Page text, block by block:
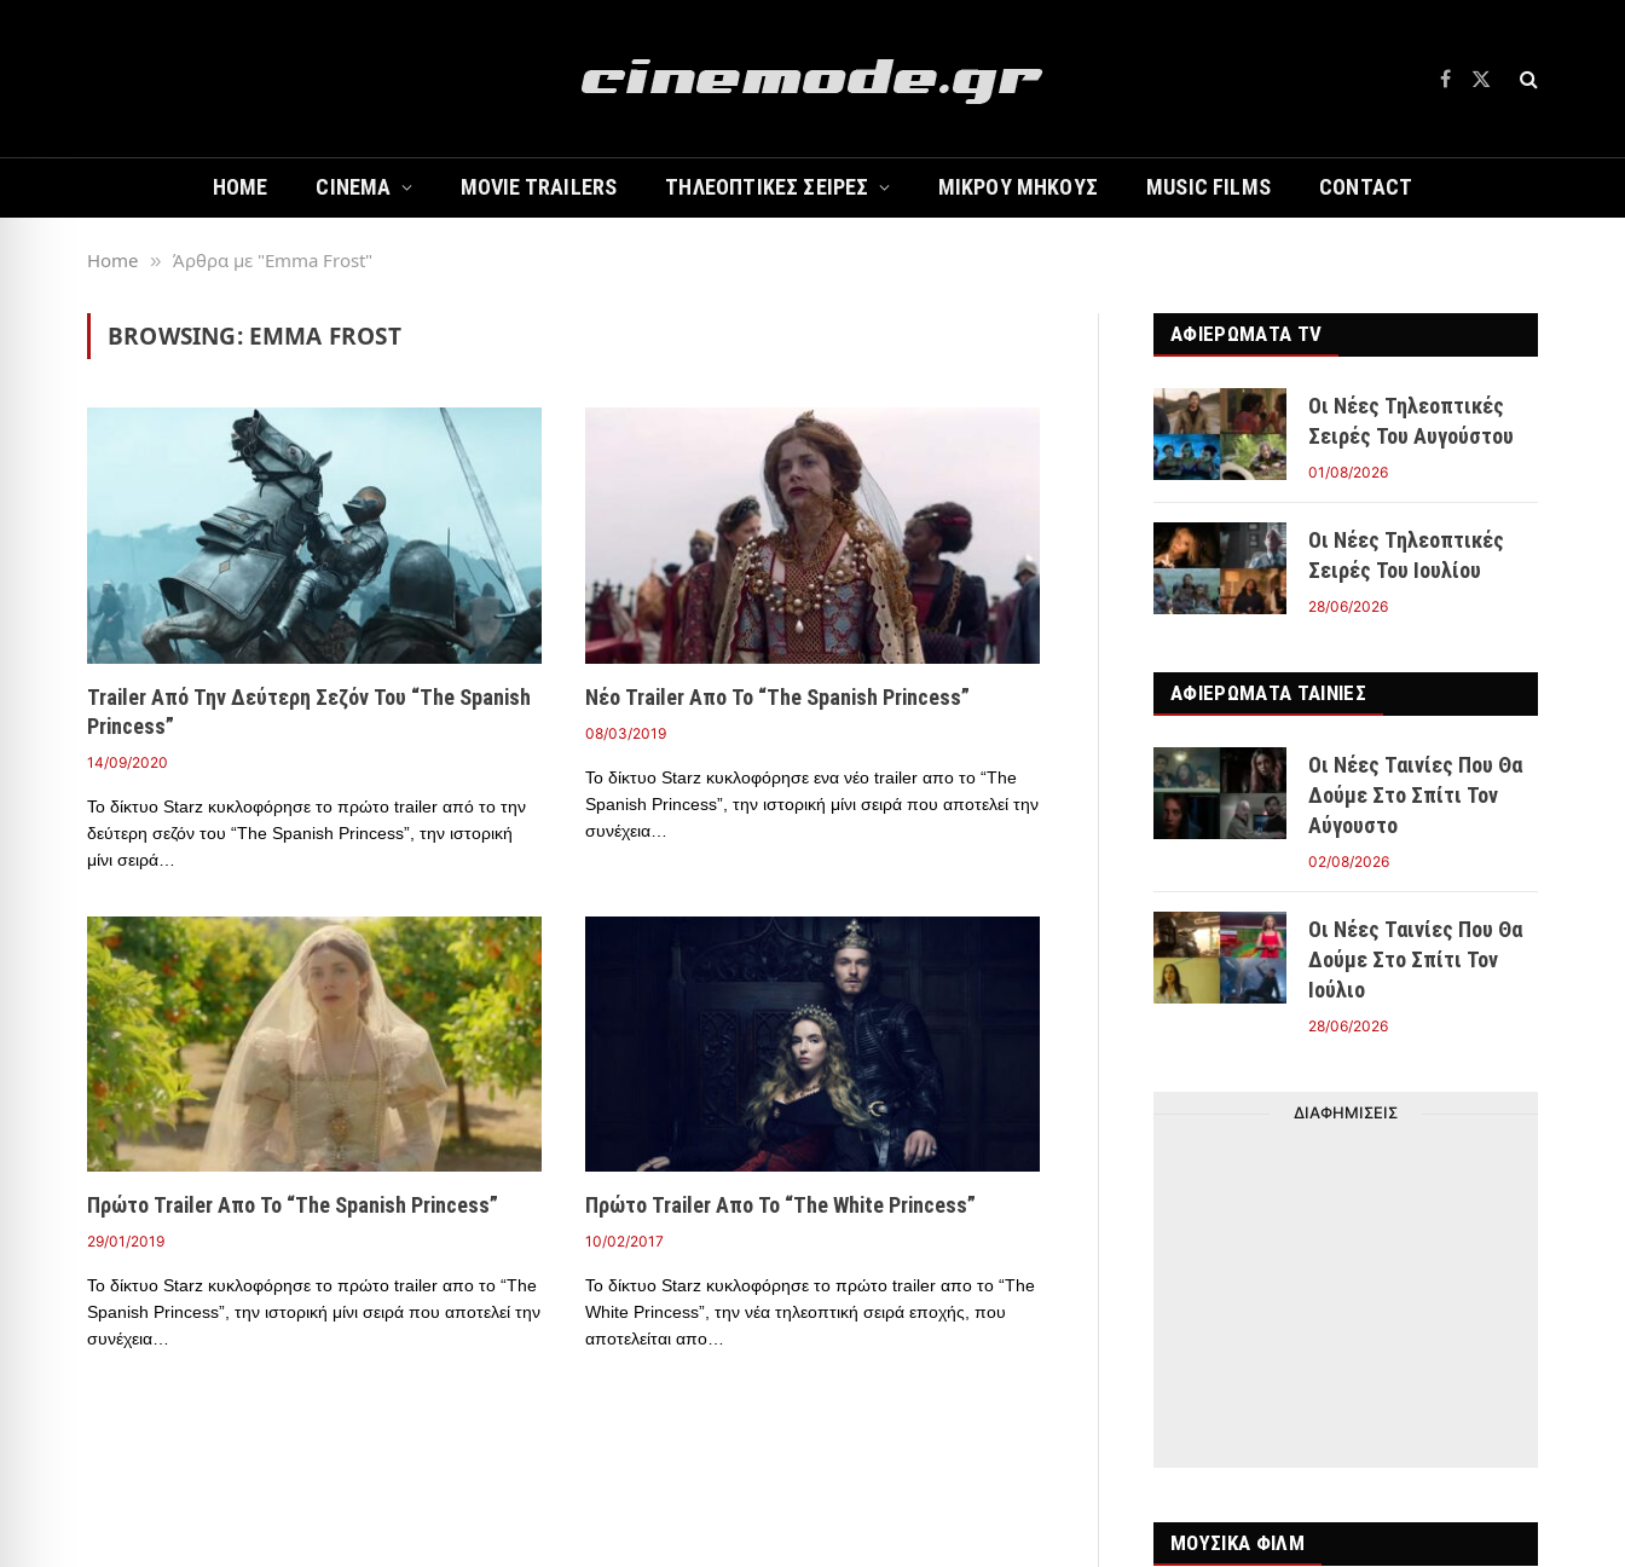
Facebook
X
HOME CINEMA MOVIE TRAILERS ΤΗΛΕΟΠΤΙΚΈΣ ΣΕΙΡΈΣ ΜΙΚΡΟΎ ΜΉΚΟΥΣ MUSIC FILMS CONTACT
Home » Άρθρα με "Emma Frost"
BROWSING: EMMA FROST
Trailer Από Την Δεύτερη Σεζόν Του “The Spanish
Princess”
14/09/2020
Το δίκτυο Starz κυκλοφόρησε το πρώτο trailer από το την
δεύτερη σεζόν του “The Spanish Princess”, την ιστορική
μίνι σειρά…
Νέο Trailer Απο Το “The Spanish Princess”
08/03/2019
Το δίκτυο Starz κυκλοφόρησε ενα νέο trailer απο το “The
Spanish Princess”, την ιστορική μίνι σειρά που αποτελεί την
συνέχεια…
Πρώτο Trailer Απο Το “The Spanish Princess”
29/01/2019
Το δίκτυο Starz κυκλοφόρησε το πρώτο trailer απο το “The
Spanish Princess”, την ιστορική μίνι σειρά που αποτελεί την
συνέχεια…
Πρώτο Trailer Απο Το “The White Princess”
10/02/2017
Το δίκτυο Starz κυκλοφόρησε το πρώτο trailer απο το “The
White Princess”, την νέα τηλεοπτική σειρά εποχής, που
αποτελείται απο…
ΑΦΙΕΡΩΜΑΤΑ TV
Οι Νέες Τηλεοπτικές
Σειρές Του Αυγούστου
01/08/2026
Οι Νέες Τηλεοπτικές
Σειρές Του Ιουλίου
28/06/2026
ΑΦΙΕΡΩΜΑΤΑ ΤΑΙΝΊΕΣ
Οι Νέες Ταινίες Που Θα
Δούμε Στο Σπίτι Τον
Αύγουστο
02/08/2026
Οι Νέες Ταινίες Που Θα
Δούμε Στο Σπίτι Τον
Ιούλιο
28/06/2026
ΔΙΑΦΗΜΙΣΕΙΣ
ΜΟΥΣΙΚΑ ΦΙΛΜ